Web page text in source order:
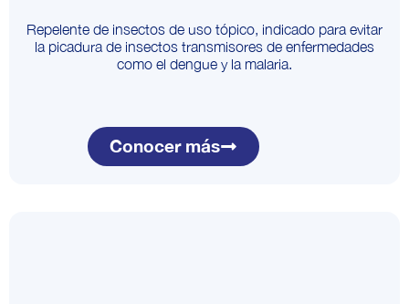
Repelente de insectos de uso tópico, indicado para evitar
la picadura de insectos transmisores de enfermedades
como el dengue y la malaria.
Conocer más